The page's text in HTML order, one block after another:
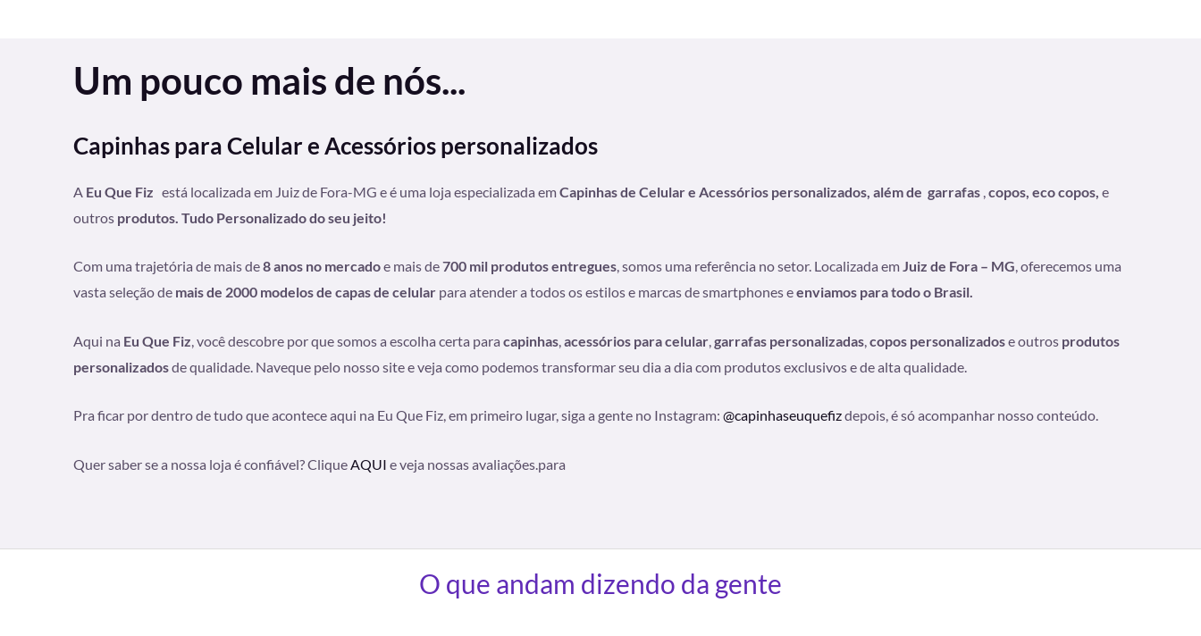
Um pouco mais de nós...
Capinhas para Celular e Acessórios personalizados
A Eu Que Fiz está localizada em Juiz de Fora-MG e é uma loja especializada emCapinhas de Celular e Acessórios personalizados, além de garrafas copos, eco copos, e
outros produtos. Tudo Personalizado do seu jeito!
Com uma trajetória de mais de8 anos no mercadoe mais de700 mil produtos entregues, somos uma referência no setor. Localizada emJuiz de Fora – MG, oferecemos uma
vasta seleção de mais de 2000 modelos de capas de celular para atender a todos os estilos e marcas de smartphones eenviamos para todo o Brasil.
Aqui na Eu Que Fiz, você descobre por que somos a escolha certa para capinhas,acessórios para celular,garrafas personalizadas,copos personalizadose outros produtos
personalizadosde qualidade. Naveque pelo nosso site e veja como podemos transformar seu dia a dia com produtos exclusivos e de alta qualidade.
Pra ficar por dentro de tudo que acontece aqui na Eu Que Fiz, em primeiro lugar, siga a gente no Instagram: @capinhaseuquefizdepois, é só acompanhar nosso conteúdo.
Quer saber se a nossa loja é confiável? CliqueAQUI e veja nossas avaliações.para
O que andam dizendo da gente